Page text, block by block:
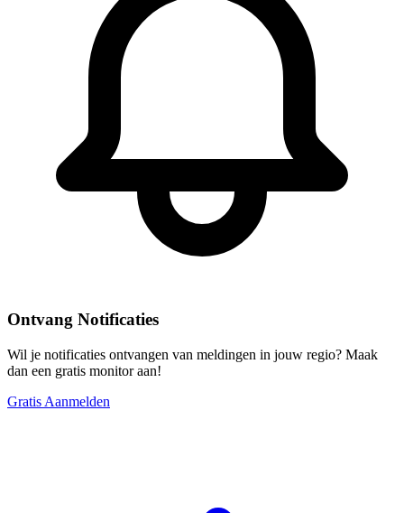
Ontvang Notificaties
Wil je notificaties ontvangen van meldingen in jouw regio? Maak
dan een gratis monitor aan!
Gratis Aanmelden